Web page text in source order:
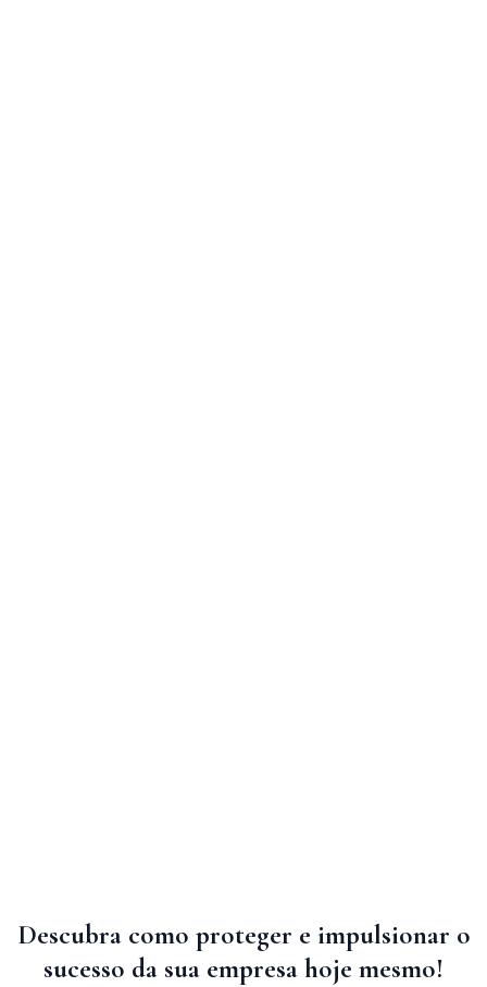
Descubra como proteger e impulsionar o
sucesso da sua empresa hoje mesmo!